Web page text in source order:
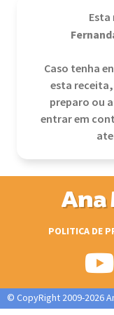
Caso tenha
esta
preparo ou
entrar em
Ana
POLITICA DE
© CopyRight 2009-2026